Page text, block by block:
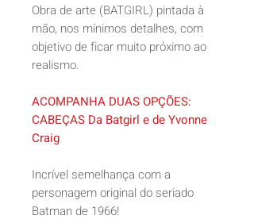
Obra de arte (BATGIRL) pintada à
mão, nos mínimos detalhes, com
objetivo de ficar muito próximo ao
realismo.
ACOMPANHA DUAS OPÇÕES:
CABEÇAS Da Batgirl e de Yvonne
Craig
Incrível semelhança com a
personagem original do seriado
Batman de 1966!